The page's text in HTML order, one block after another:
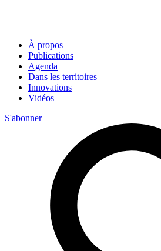
À propos
Publications
Agenda
Dans les territoires
Innovations
Vidéos
S'abonner